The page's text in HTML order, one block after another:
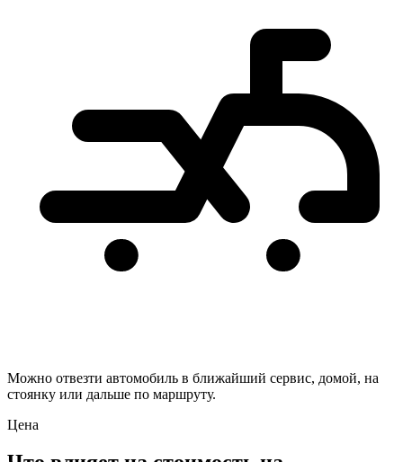
Можно отвезти автомобиль в ближайший сервис, домой, на
стоянку или дальше по маршруту.
Цена